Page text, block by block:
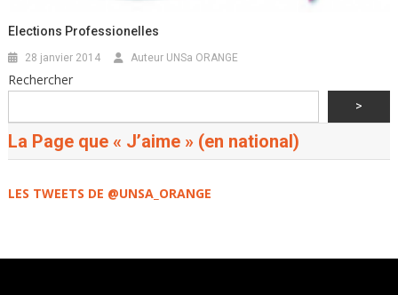
Elections Professionelles
28 janvier 2014 Auteur UNSa ORANGE
Rechercher
>
La Page que « J’aime » (en national)
LES TWEETS DE @UNSA_ORANGE